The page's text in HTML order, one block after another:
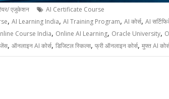
एजुकेशन AI Certificate Course
, AI Learning India, AI Training Program, AI कोर्स, AI
Course India, Online AI Learning, Oracle University,
, ऑनलाइन AI कोर्स, डिजिटल स्किल्स, फ्री ऑनलाइन कोर्स, मुफ्त AI